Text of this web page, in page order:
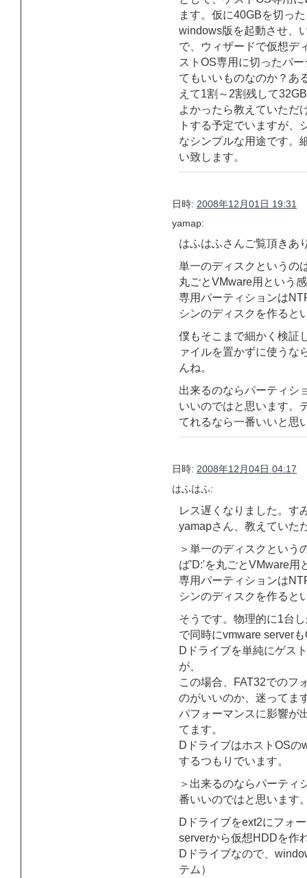
ます。仮に40GBを切っ
windows版を起動させ、
で、ウィザードで仮想デ
ストOS専用に切ったパ
てもいいものなのか？あ
えて1割～2割残して
よかったら教えていただ
トする予定でいますが、
なシンプルな用途です。
い致します。
日時: 2008年12月01日 19:31
yamap:
はふはふさんご覧頂きあ
単一のディスクというの
丸ごとVMware用という
専用パーティションは
シンのディスクを作ると
僕もそこまで細かく検証
ァイルを置かずに使うな
んね。
出来るのならパーティシ
いいのではと思います。
てれるなら一番いいと思
日時: 2008年12月04日 04:17
はふはふ:
レス遅くなりました。す
yamapさん、教えていた
＞単一のディスクという
ば'D:'を丸ごとVMware用
専用パーティションは
シンのディスクを作ると
そうです。物理的に1台
で同時にvmware server
Dドライブを単純にゲス
が、
この場合、FAT32でのフ
のがいいのか、迷ってま
パフォーマンスに影響が
てます。
DドライブはホストOS
するつもりでいます。
＞出来るのならパーティ
番いいのではと思います
Dドライブをext2にフォ
serverから仮想HDDを作
Dドライブなので、
テム）